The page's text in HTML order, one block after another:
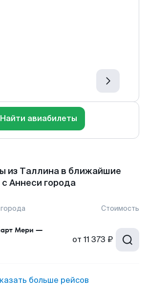
Найти авиабилеты
из Таллина в ближайшие
с Аннеси города
Стоимость
Мери —
от 11 373 ₽
больше рейсов